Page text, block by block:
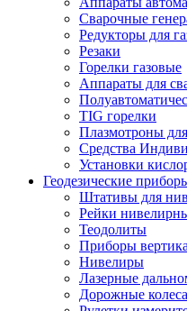
Сварочные
Редукторы для
Резаки
Горелки газовые
Аппараты для
TIG горелки
Плазмотроны
Средства
Установки
Геодезические
Штативы для
Рейки
Теодолиты
Приборы
Нивелиры
Лазерные
Дорожные колеса